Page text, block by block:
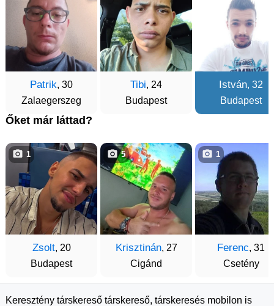
Patrik, 30
Zalaegerszeg
Tibi, 24
Budapest
István, 32
Budapest
Őket már láttad?
Zsolt, 20
Budapest
1
Krisztinán, 27
Cigánd
5
Ferenc, 31
Csetény
1
Keresztény társkereső társkereső, társkeresés mobilon is